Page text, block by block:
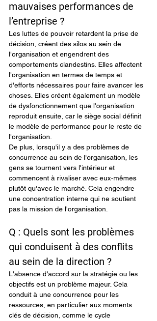
mauvaises performances de
l’entreprise ?
Les luttes de pouvoir retardent la prise de
décision, créent des silos au sein de
l'organisation et engendrent des
comportements clandestins. Elles affectent
l'organisation en termes de temps et
d'efforts nécessaires pour faire avancer les
choses. Elles créent également un modèle
de dysfonctionnement que l'organisation
reproduit ensuite, car le siège social définit
le modèle de performance pour le reste de
l'organisation.
De plus, lorsqu'il y a des problèmes de
concurrence au sein de l'organisation, les
gens se tournent vers l'intérieur et
commencent à rivaliser avec eux-mêmes
plutôt qu'avec le marché. Cela engendre
une concentration interne qui ne soutient
pas la mission de l'organisation.
Q : Quels sont les problèmes
qui conduisent à des conflits
au sein de la direction ?
L'absence d'accord sur la stratégie ou les
objectifs est un problème majeur. Cela
conduit à une concurrence pour les
ressources, en particulier aux moments
clés de décision, comme le cycle